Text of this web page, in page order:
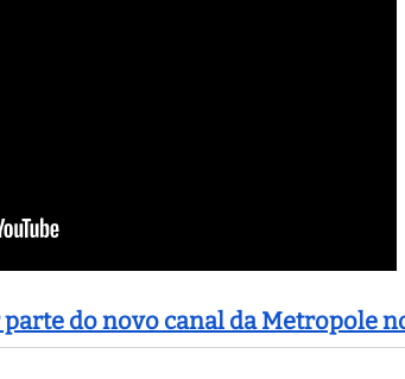
do novo canal da Metropole